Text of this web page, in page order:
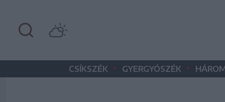
CSÍKSZÉK • GYERGYÓSZÉK •